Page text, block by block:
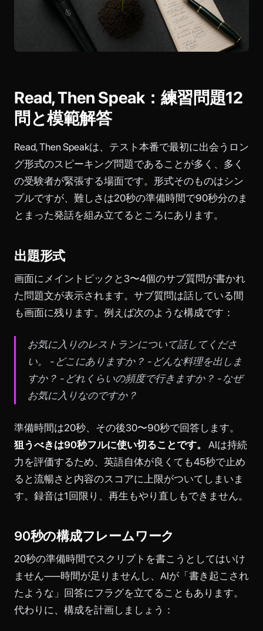
Read, Then Speak：練習問題12
問と模範解答
Read, Then Speakは、テスト本番で最初に出会うロン
グ形式のスピーキング問題であることが多く、多く
の受験者が緊張する場面です。形式そのものはシン
プルですが、難しさは20秒の準備時間で90秒分のま
とまった発話を組み立てるところにあります。
出題形式
画面にメイントピックと3〜4個のサブ質問が書かれ
た問題文が表示されます。サブ質問は話している間
も画面に残ります。例えば次のような構成です：
お気に入りのレストランについて話してくださ
い。
- どこにありますか？ - どんな料理を出しま
すか？ - どれくらいの頻度で行きますか？ - なぜ
お気に入りなのですか？
準備時間は20秒、その後30〜90秒で回答します。
狙うべきは90秒フルに使い切ることです。
AIは持続
力を評価するため、英語自体が良くても45秒で止め
ると流暢さと内容のスコアに上限がついてしまいま
す。録音は1回限り、再生もやり直しもできません。
90秒の構成フレームワーク
20秒の準備時間でスクリプトを書こうとしてはいけ
ません——時間が足りませんし、AIが「書き起こされ
たような」回答にフラグを立てることもあります。
代わりに、構成を計画しましょう：